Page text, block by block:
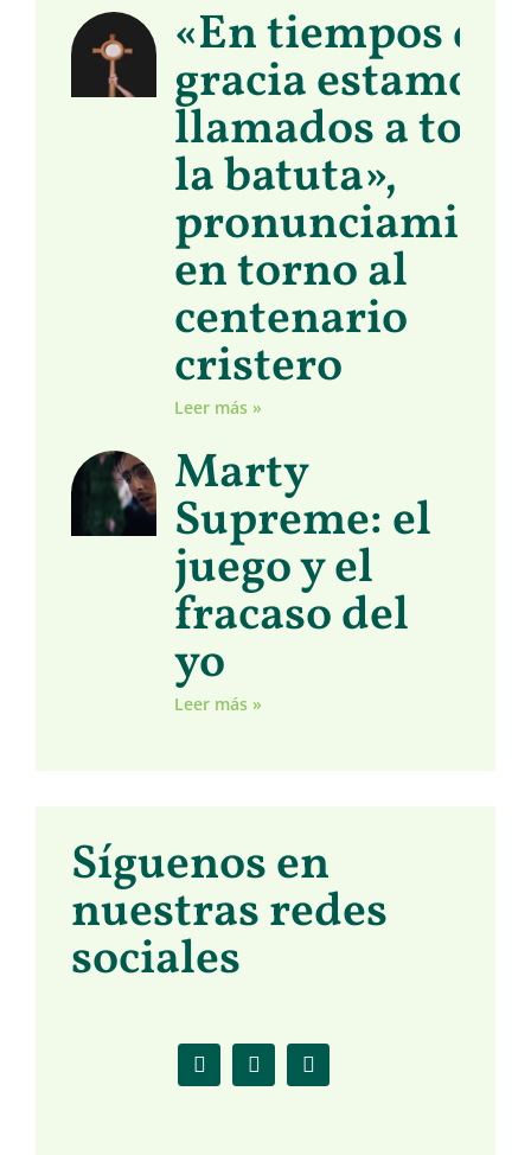
«En tiempos de
gracia estamos
llamados a
la batuta»,
en torno al
centenario
cristero
Leer más »
Marty
Supreme: el
juego y el
fracaso del
yo
Leer más »
Síguenos en
nuestras redes
sociales